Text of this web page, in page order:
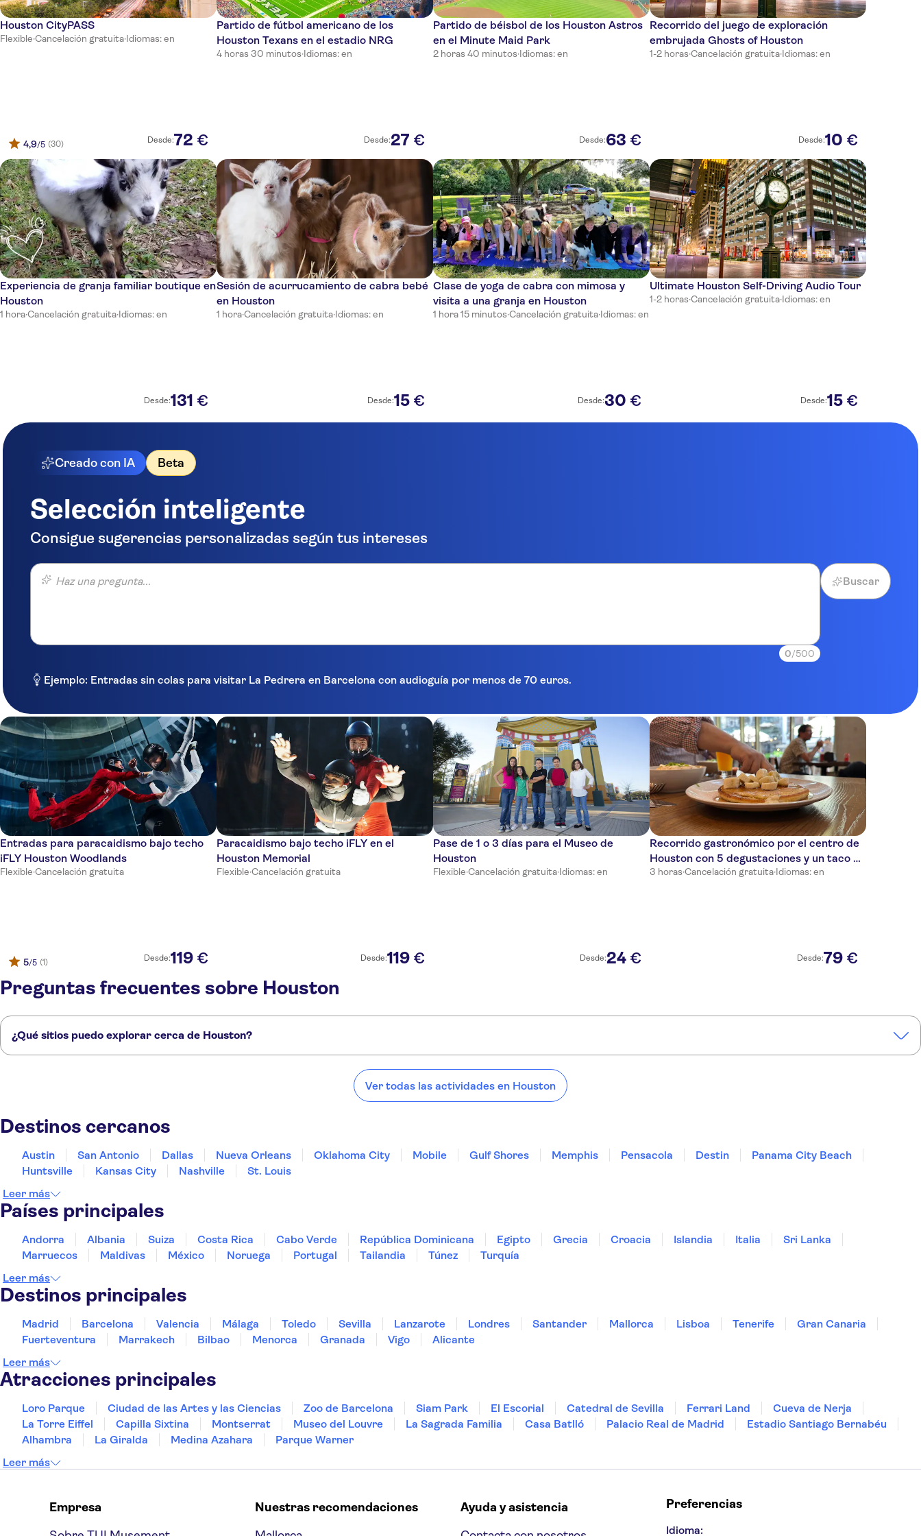
Houston CityPASS
Flexible·Cancelación gratuita·Idiomas: en
4,9/5 (30) Desde:72 €
Partido de fútbol americano de los
Houston Texans en el estadio NRG
4 horas 30 minutos·Idiomas: en
Desde:27 €
Partido de béisbol de los Houston Astros
en el Minute Maid Park
2 horas 40 minutos·Idiomas: en
Desde:63 €
Recorrido del juego de exploración
embrujada Ghosts of Houston
1-2 horas·Cancelación gratuita·Idiomas: en
Desde:10 €
Experiencia de granja familiar boutique en
Houston
1 hora·Cancelación gratuita·Idiomas: en
Desde:131 €
Sesión de acurrucamiento de cabra bebé
en Houston
1 hora·Cancelación gratuita·Idiomas: en
Desde:15 €
Clase de yoga de cabra con mimosa y
visita a una granja en Houston
1 hora 15 minutos·Cancelación gratuita·Idiomas: en
Desde:30 €
Ultimate Houston Self-Driving Audio Tour
1-2 horas·Cancelación gratuita·Idiomas: en
Desde:15 €
Creado con IA Beta
Selección inteligente
Consigue sugerencias personalizadas según tus intereses
Haz una pregunta...
0/500
Buscar
Ejemplo: Entradas sin colas para visitar La Pedrera en Barcelona con audioguía por menos de 70 euros.
Entradas para paracaidismo bajo techo
iFLY Houston Woodlands
Flexible·Cancelación gratuita
5/5 (1) Desde:119 €
Paracaidismo bajo techo iFLY en el
Houston Memorial
Flexible·Cancelación gratuita
Desde:119 €
Pase de 1 o 3 días para el Museo de
Houston
Flexible·Cancelación gratuita·Idiomas: en
Desde:24 €
Recorrido gastronómico por el centro de
Houston con 5 degustaciones y un taco de
quesabirria
3 horas·Cancelación gratuita·Idiomas: en
Desde:79 €
Preguntas frecuentes sobre Houston
¿Qué sitios puedo explorar cerca de Houston?
Ver todas las actividades en Houston
Destinos cercanos
Austin San Antonio Dallas Nueva Orleans Oklahoma City Mobile Gulf Shores Memphis Pensacola Destin
Panama City Beach
Huntsville
Kansas City Nashville
St. Louis
Leer más
Países principales
Andorra Albania Suiza Costa Rica Cabo Verde República Dominicana Egipto Grecia Croacia Islandia Italia
Sri Lanka
Marruecos
Maldivas México Noruega Portugal Tailandia Túnez
Turquía
Leer más
Destinos principales
Madrid Barcelona Valencia Málaga Toledo Sevilla Lanzarote Londres Santander Mallorca Lisboa Tenerife
Gran Canaria
Fuerteventura
Marrakech Bilbao Menorca Granada Vigo
Alicante
Leer más
Atracciones principales
Loro Parque Ciudad de las Artes y las Ciencias Zoo de Barcelona Siam Park El Escorial Catedral de Sevilla Ferrari Land
Cueva de Nerja
La Torre Eiffel
Capilla Sixtina Montserrat Museo del Louvre La Sagrada Familia Casa Batlló Palacio Real de Madrid
Estadio Santiago Bernabéu
Alhambra
La Giralda Medina Azahara
Parque Warner
Leer más
Empresa Nuestras recomendaciones Ayuda y asistencia Preferencias
Idioma: